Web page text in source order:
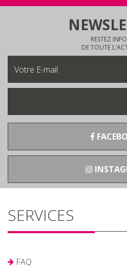
RESTEZ
DE TOUTE
SERVICES
FAQ